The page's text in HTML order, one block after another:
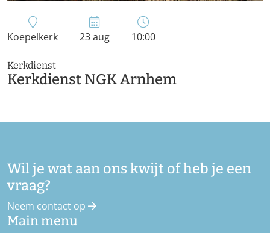
Koepelkerk 23 aug 10:00
Kerkdienst
Kerkdienst NGK Arnhem
Wil je wat aan ons kwijt of heb je een
vraag?
Neem contact op
Main menu